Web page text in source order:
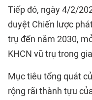
Tiếp đó, ngày 4/2/
duyệt Chiến lược
trụ đến năm 2030,
KHCN vũ trụ trong
Mục tiêu tổng quát
rộng rãi thành tựu